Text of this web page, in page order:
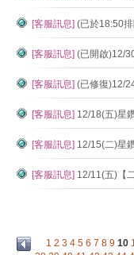
[客服訊息] (已於18:50
[客服訊息] (已開啟)12/
[客服訊息] (已修復)12/
[客服訊息] 12/18(五)星
[客服訊息] 12/15(二)星
[客服訊息] 12/11(五)【
1 2 3 4 5 6 7 8 9 10